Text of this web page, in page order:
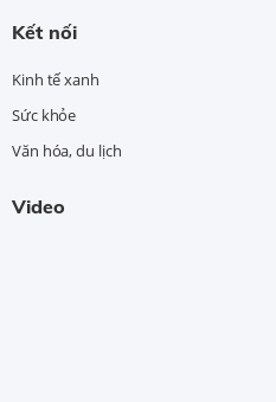
Kết nối
Kinh tế xanh
Sức khỏe
Văn hóa, du lịch
Video